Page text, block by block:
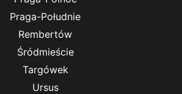
Praga-Południe
Rembertów
Śródmieście
Targówek
Ursus